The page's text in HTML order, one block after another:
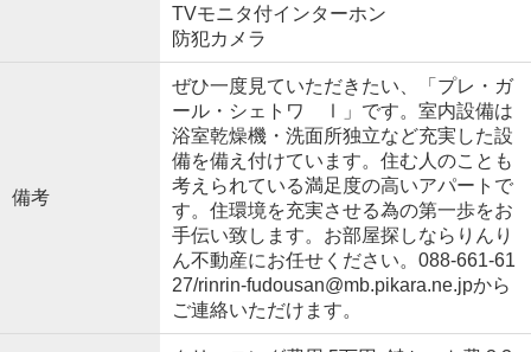
TVモニタ付インターホン
防犯カメラ
備考
ぜひ一度見ていただきたい、「プレ・ガ
ール・シェトワ Ⅰ」です。室内設備は
浴室乾燥機・洗面所独立など充実した設
備を備え付けています。住む人のことも
考えられている満足度の高いアパートで
す。住環境を充実させる為の第一歩をお
手伝い致します。お部屋探しならりんり
ん不動産にお任せください。088-661-61
27/rinrin-fudousan@mb.pikara.ne.jpから
ご連絡いただけます。